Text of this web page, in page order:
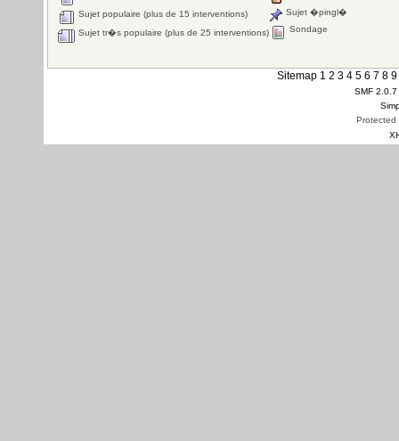
Sujet populaire (plus de 15 interventions)
Sujet tr�s populaire (plus de 25 interventions)
Sujet �pingl�
Sondage
Sitemap 1 2 3 4 5 6 7 8 9
SMF 2.0.7